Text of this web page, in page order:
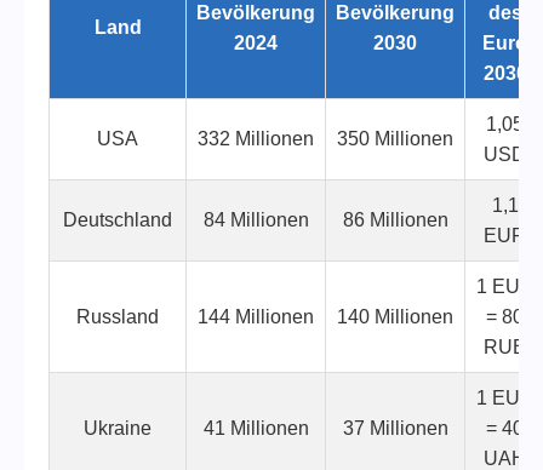
Land
Bevölkerung
2024
Bevölkerung
2030
des
Euro
2030
USA 332 Millionen 350 Millionen
1,05
USD
Deutschland 84 Millionen 86 Millionen
1,1
EUR
Russland 144 Millionen 140 Millionen
1 EUR
= 80
RUB
Ukraine 41 Millionen 37 Millionen
1 EUR
= 40
UAH